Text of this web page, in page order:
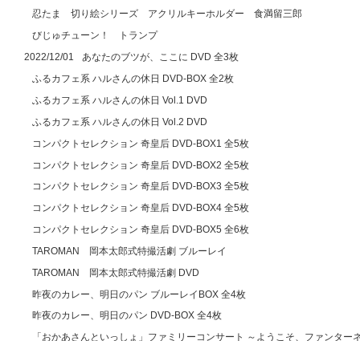
忍たま 切り絵シリーズ アクリルキーホルダー 食満留三郎
びじゅチューン！ トランプ
2022/12/01
あなたのブツが、ここに DVD 全3枚
ふるカフェ系 ハルさんの休日 DVD-BOX 全2枚
ふるカフェ系 ハルさんの休日 Vol.1 DVD
ふるカフェ系 ハルさんの休日 Vol.2 DVD
コンパクトセレクション 奇皇后 DVD-BOX1 全5枚
コンパクトセレクション 奇皇后 DVD-BOX2 全5枚
コンパクトセレクション 奇皇后 DVD-BOX3 全5枚
コンパクトセレクション 奇皇后 DVD-BOX4 全5枚
コンパクトセレクション 奇皇后 DVD-BOX5 全6枚
TAROMAN 岡本太郎式特撮活劇 ブルーレイ
TAROMAN 岡本太郎式特撮活劇 DVD
昨夜のカレー、明日のパン ブルーレイBOX 全4枚
昨夜のカレー、明日のパン DVD-BOX 全4枚
「おかあさんといっしょ」ファミリーコンサート ～ようこそ、ファンター